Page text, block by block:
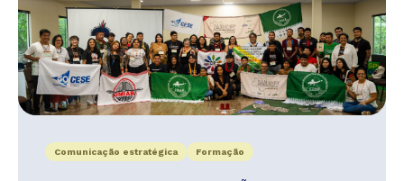
Comunicação estratégica Formação